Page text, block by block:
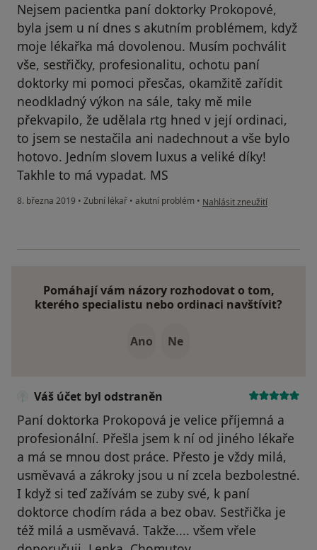
Nejsem pacientka paní doktorky Prokopové,
byla jsem u ní dnes s akutním problémem, když
moje lékařka má dovolenou. Musím pochválit
vše, sestřičky, profesionalitu, ochotu paní
doktorky mi pomoci přesčas, okamžitě zařídit
neodkladný výkon na sále, taky mě mile
překvapilo, že udělala rtg hned v její ordinaci,
to jsem se nestačila ani nadechnout a vše bylo
hotovo. Jedním slovem luxus a veliké díky!
Takhle to má vypadat. MS
8. března 2019 • Zubní lékař • akutní problém • podle názoru uživatele Váš
Nahlásit zneužití
Pomáhají vám názory rozhodovat o tom,
kterého specialistu nebo ordinaci navštívit?
Ano Ne
Váš účet byl odstraněn
Paní doktorka Prokopová je velice příjemná a
profesionální. Přešla jsem k ní od jiného lékaře
a má se mnou dost práce. Přesto je vždy milá,
usměvavá a zákroky jsou u ní zcela bezbolestné.
I když si teď zažívám se zuby své, k paní
doktorce chodím ráda a bez obav. Sestřička je
též milá a usměvavá. Takže.... všem vřele